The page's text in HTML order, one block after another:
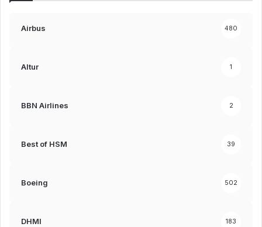
Airbus 480
Altur 1
BBN Airlines 2
Best of HSM 39
Boeing 502
DHMI 183